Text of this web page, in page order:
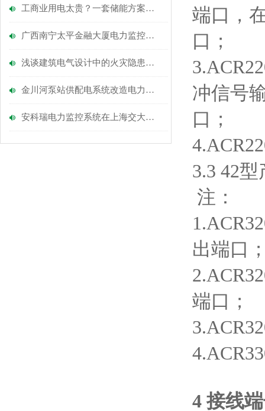
工商业用电太贵？一套储能方案帮你省到底
广西南宁太平金融大厦电力监控系统的设计与应用
浅谈建筑电气设计中的火灾隐患及其对策方案
金川河泵站供配电系统改造电力监控系统的设计和应用
安科瑞电力监控系统在上海交大发动机测试基地用电增容工程的应用
端口，
口；
冲信号
口；
3.3 42
注：
出端口
端口；
4 接线